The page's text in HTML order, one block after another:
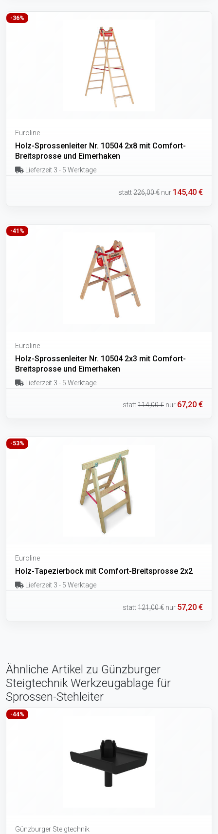
-36%
Euroline
Holz-Sprossenleiter Nr. 10504 2x8 mit Comfort-
Breitsprosse und Eimerhaken
Lieferzeit 3 - 5 Werktage
statt226,00 € nur 145,40 €
-41%
Euroline
Holz-Sprossenleiter Nr. 10504 2x3 mit Comfort-
Breitsprosse und Eimerhaken
Lieferzeit 3 - 5 Werktage
statt114,00 € nur 67,20 €
-53%
Euroline
Holz-Tapezierbock mit Comfort-Breitsprosse 2x2
Lieferzeit 3 - 5 Werktage
statt121,00 € nur 57,20 €
Ähnliche Artikel zu Günzburger
Steigtechnik Werkzeugablage für
Sprossen-Stehleiter
-44%
Günzburger Steigtechnik